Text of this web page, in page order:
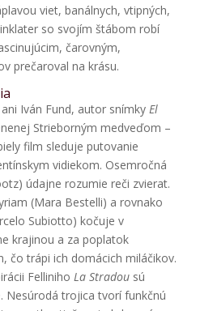
viet, banálnych, vtipných,
so svojím štábom robí
čarovným,
prečaroval na krásu.
Iván Fund, autor snímky El
Strieborným medveďom –
film sleduje putovanie
vidiekom. Osemročná
údajne rozumie reči zvierat.
(Mara Bestelli) a rovnako
Subiotto) kočuje v
krajinou a za poplatok
čo trápi ich domácich miláčikov.
Felliniho La Stradousú
Nesúrodá trojica tvorí funkčnú